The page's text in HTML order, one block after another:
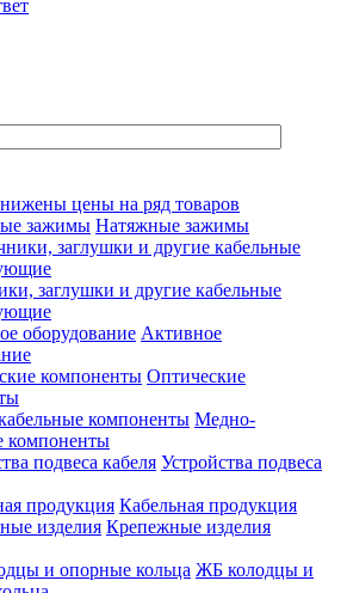
цены на ряд товаров
Натяжные зажимы
заглушки и другие кабельные
Активное
Оптические
Медно-
компоненты
Устройства подвеса
Кабельная продукция
Крепежные изделия
ЖБ колодцы и